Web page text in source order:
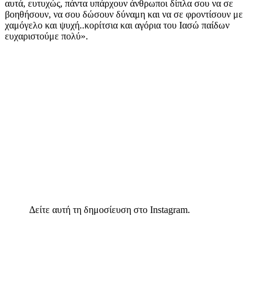
αυτά, ευτυχώς, πάντα υπάρχουν άνθρωποι δίπλα σου να σε
βοηθήσουν, να σου δώσουν δύναμη και να σε φροντίσουν με
χαμόγελο και ψυχή..κορίτσια και αγόρια του Ιασώ παίδων
ευχαριστούμε πολύ».
Δείτε αυτή τη δημοσίευση στο Instagram.